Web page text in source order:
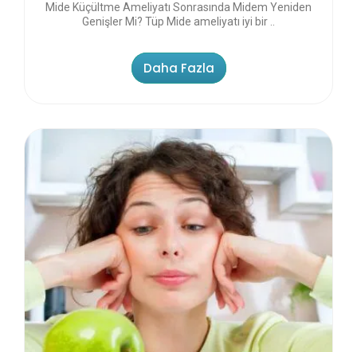
Mide Küçültme Ameliyatı Sonrasında Midem Yeniden
Genişler Mi? Tüp Mide ameliyatı iyi bir ..
Daha Fazla